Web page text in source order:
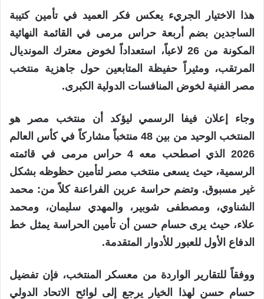
هذا الاختيار الجريء يعكس فكر العميد في تأمين كتيبة
الساجدين بضم أربعة حراس مرمى في القائمة النهائية
المكونة من 26 لاعباً، استعداداً لخوض معترك المونديال
المرتقب، ومثيراً حفيظة المتابعين حول جاهزية منتخب
مصر الفنية لخوض المنافسات الدولية الكبرى.
وجاء إعلان فيفا الرسمي ليؤكد أن منتخب مصر هو
المنتخب الوحيد من بين 48 منتخباً مشاركاً في كأس العالم
2026 الذي اصطحب معه 4 حراس مرمى في قائمته
الرسمية، حيث يسعى منتخب مصر لتأمين حظوظه بشكل
غير مسبوق. وتضم حراسة عرين الفراعنة كلاً من: محمد
الشناوي، ومصطفى شوبير، والمهدي سليمان، ومحمد
علاء، حيث يرى حسام حسن أن تأمين الحراسة يمثل خط
الدفاع الأول للعبور للأدوار المتقدمة.
ووفقاً للتقارير الواردة من معسكر المنتخب، فإن تفضيل
حسام حسن لهذا الخيار يرجع إلى لوائح الاتحاد الدولي